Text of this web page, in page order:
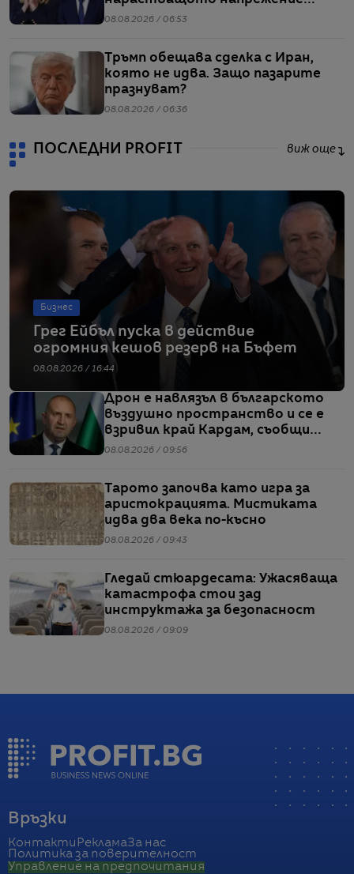
заради мигрантите
08.08.2026 / 06:53
Тръмп обещава сделка с Иран,
която не идва. Защо пазарите
празнуват?
08.08.2026 / 06:36
ПОСЛЕДНИ PROFIT виж още
Бизнес
Грег Ейбъл пуска в действие
огромния кешов резерв на Бъфет
08.08.2026 / 16:44
Дрон е навлязъл в българското
въздушно пространство и се е
взривил край Кардам, съобщи
Радев
08.08.2026 / 09:56
Тарото започва като игра за
аристокрацията. Мистиката
идва два века по-късно
08.08.2026 / 09:43
Гледай стюардесата: Ужасяваща
катастрофа стои зад
инструктажа за безопасност
08.08.2026 / 09:09
Връзки
Контакти РекламаЗа нас
Политика за поверителност
Управление на предпочитания